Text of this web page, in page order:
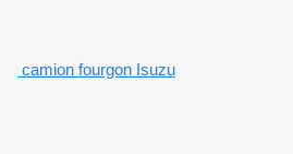
camion fourgon Isuzu